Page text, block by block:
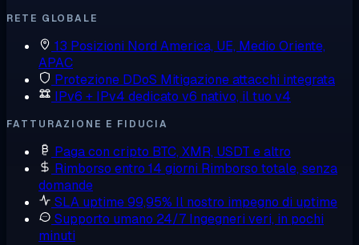
RETE GLOBALE
13 Posizioni Nord America, UE, Medio Oriente,
APAC
Protezione DDoS Mitigazione attacchi integrata
IPv6 + IPv4 dedicato v6 nativo, il tuo v4
FATTURAZIONE E FIDUCIA
Paga con cripto BTC, XMR, USDT e altro
Rimborso entro 14 giorni Rimborso totale, senza
domande
SLA uptime 99,95% Il nostro impegno di uptime
Supporto umano 24/7 Ingegneri veri, in pochi
minuti